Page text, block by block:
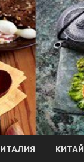
ИТАЛИЯ КИТАЙ